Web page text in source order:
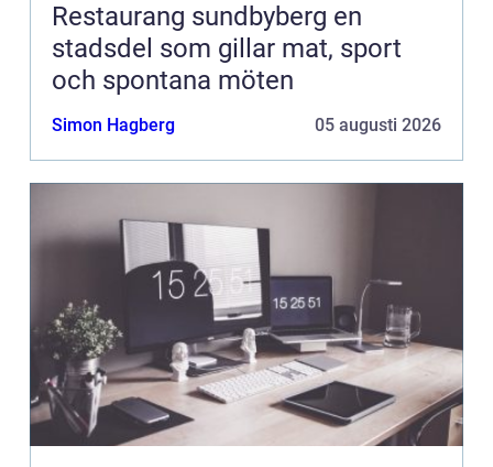
Restaurang sundbyberg en
stadsdel som gillar mat, sport
och spontana möten
Simon Hagberg 05 augusti 2026